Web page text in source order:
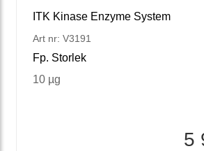
ITK Kinase Enzyme System
Art nr: V3191
Fp. Storlek
10 µg
5